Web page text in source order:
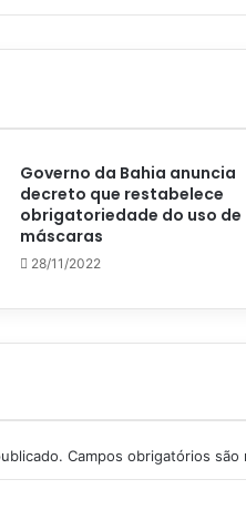
Governo da Bahia anuncia
decreto que restabelece
obrigatoriedade do uso de
máscaras
28/11/2022
Campos obrigatórios são